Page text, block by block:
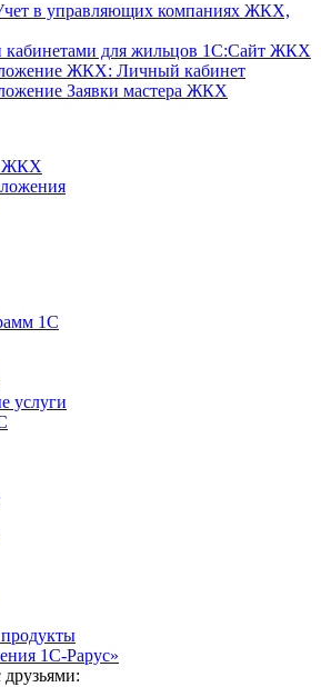
в управляющих компаниях ЖКХ,
кабинетами для жильцов 1С:Сайт ЖКХ
ЖКХ: Личный кабинет
Заявки мастера ЖКХ
ЖКХ
1С
услуги
1С-Рарус»